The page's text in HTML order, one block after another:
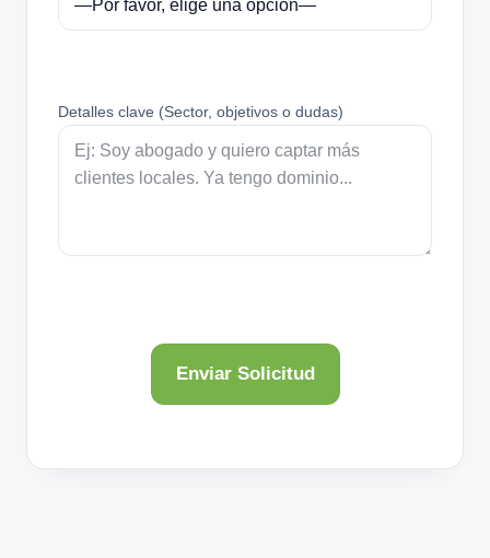
Detalles clave (Sector, objetivos o dudas)